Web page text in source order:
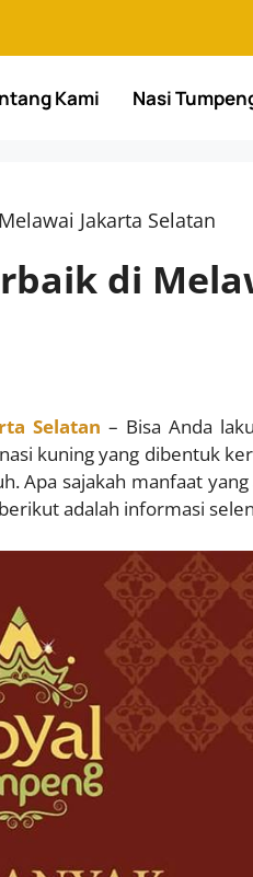
Kami Nasi
Jakarta Selatan
di
Selatan – Bisa Anda
kuning yang dibentuk
Apa sajakah manfaat
adalah informasi